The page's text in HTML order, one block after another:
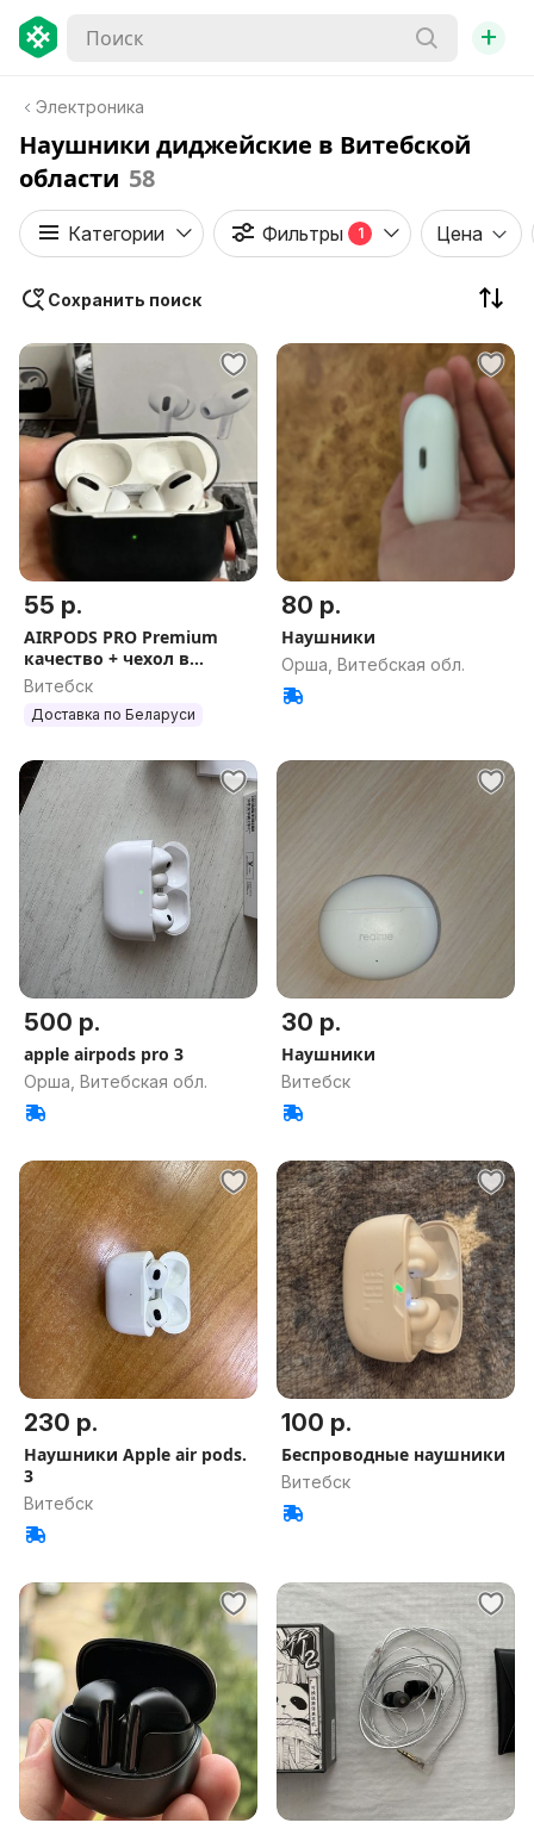
+
Электроника
Наушники диджейские в Витебской
области 58
Категории Фильтры 1 Цена
Сохранить поиск
55 р.
AIRPODS PRO Premium
качество + чехол в
подарок +Гарантия
шумоподавление
Витебск
Доставка по Беларуси
80 р.
Наушники
Орша, Витебская обл.
500 р.
apple airpods pro 3
Орша, Витебская обл.
30 р.
Наушники
Витебск
230 р.
Наушники Apple air pods.
3
Витебск
100 р.
Беспроводные наушники
Витебск